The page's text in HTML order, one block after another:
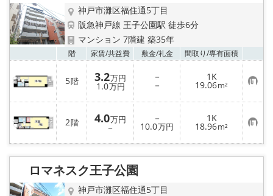
神戸市灘区福住通5丁目
阪急神戸線 王子公園駅 徒歩6分
マンション 7階建 築35年
階 家賃/共益費 敷金/礼金 間取り/専有面積
5階 3.2万円
1.0万円
－
－
1K
19.06m² お
気
に
入
り
登
録
2階 4.0万円
－
－
10.0万円
1K
18.96m² お
気
に
り
ロマネスク王子公園
神戸市灘区福住通5丁目